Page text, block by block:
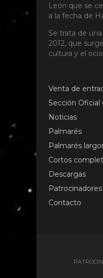
León que se
a la fecha de
Se trata de
2012, que
cultura y el
Venta de
Sección Oficial
Noticias
Palmarés
Palmarés
Cortos
Descargas
Patrocinadores
Contacto